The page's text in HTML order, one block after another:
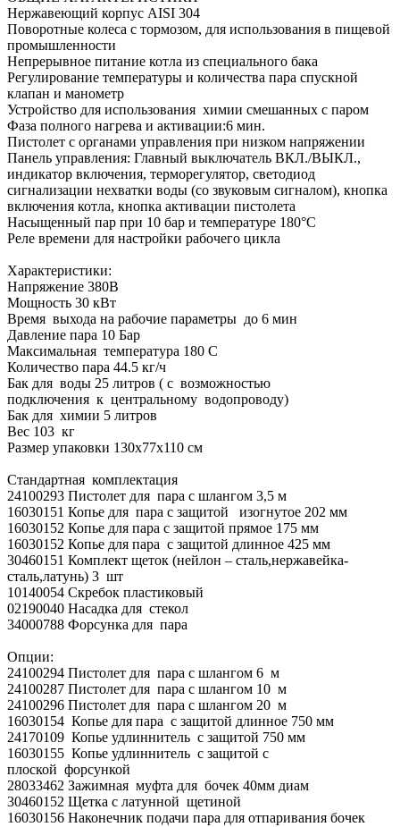
Нержавеющий корпус AISI 304
Поворотные колеса с тормозом, для использования в пищевой
промышленности
Непрерывное питание котла из специального бака
Регулирование температуры и количества пара спускной
клапан и манометр
Устройство для использования химии смешанных с паром
Фаза полного нагрева и активации:6 мин.
Пистолет с органами управления при низком напряжении
Панель управления: Главный выключатель ВКЛ./ВЫКЛ.,
индикатор включения, терморегулятор, светодиод
сигнализации нехватки воды (со звуковым сигналом), кнопка
включения котла, кнопка активации пистолета
Насыщенный пар при 10 бар и температуре 180°C
Реле времени для настройки рабочего цикла
Характеристики:
Напряжение 380В
Мощность 30 кВт
Время выхода на рабочие параметры до 6 мин
Давление пара 10 Бар
Максимальная температура 180 С
Количество пара 44.5 кг/ч
Бак для воды 25 литров ( с возможностью
подключения к центральному водопроводу)
Бак для химии 5 литров
Вес 103 кг
Размер упаковки 130х77х110 см
Стандартная комплектация
24100293 Пистолет для пара с шлангом 3,5 м
16030151 Копье для пара с защитой изогнутое 202 мм
16030152 Копье для пара с защитой прямое 175 мм
16030152 Копье для пара с защитой длинное 425 мм
30460151 Комплект щеток (нейлон – сталь,нержавейка-
сталь,латунь) 3 шт
10140054 Скребок пластиковый
02190040 Насадка для стекол
34000788 Форсунка для пара
Опции:
24100294 Пистолет для пара с шлангом 6 м
24100287 Пистолет для пара с шлангом 10 м
24100296 Пистолет для пара с шлангом 20 м
16030154 Копье для пара с защитой длинное 750 мм
24170109 Копье удлиннитель с защитой 750 мм
16030155 Копье удлиннитель с защитой с
плоской форсункой
28033462 Зажимная муфта для бочек 40мм диам
30460152 Щетка с латунной щетиной
16030156 Наконечник подачи пара для отпаривания бочек